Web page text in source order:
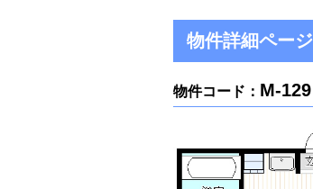
物件詳細ページ
物件コード： M-129